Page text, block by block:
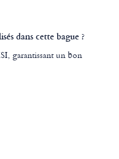
dans cette bague ?
garantissant un bon